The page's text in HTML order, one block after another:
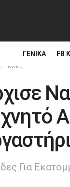
ΓΕΝΙΚΆ FB
Γενικά
Για